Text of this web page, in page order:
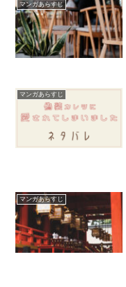
マンガあらすじ
マンガあらすじ
マンガあらすじ